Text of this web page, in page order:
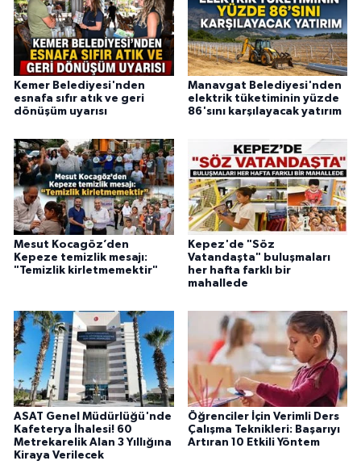
Kemer Belediyesi'nden
esnafa sıfır atık ve geri
dönüşüm uyarısı
Manavgat Belediyesi'nden
elektrik tüketiminin yüzde
86'sını karşılayacak yatırım
Mesut Kocagöz’den
Kepeze temizlik mesajı:
"Temizlik kirletmemektir"
Kepez'de "Söz
Vatandaşta" buluşmaları
her hafta farklı bir
mahallede
ASAT Genel Müdürlüğü'nde
Kafeterya İhalesi! 60
Metrekarelik Alan 3 Yıllığına
Kiraya Verilecek
Öğrenciler İçin Verimli Ders
Çalışma Teknikleri: Başarıyı
Artıran 10 Etkili Yöntem